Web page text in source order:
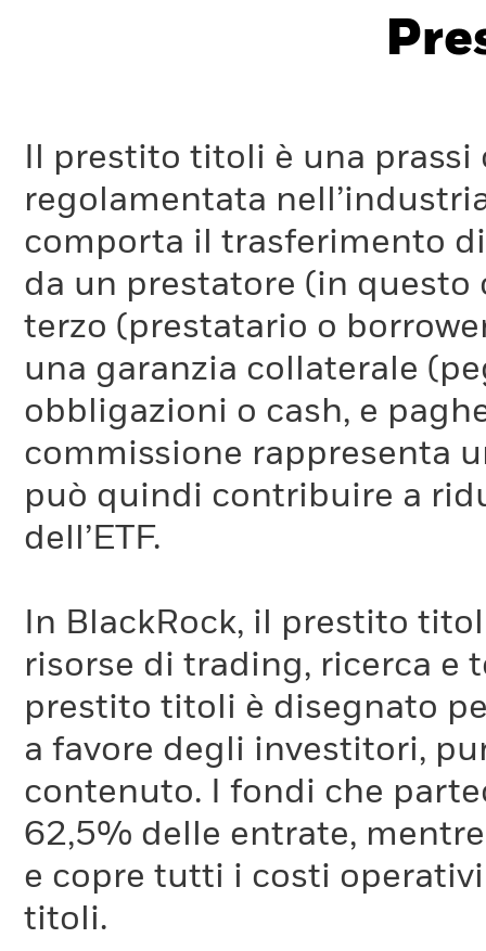
Il prestito titoli è una
regolamentata
comporta il trasferimento
da un prestatore (in questo
terzo (prestatario o
una garanzia collaterale
obbligazioni o cash, e
commissione rappresenta
può quindi contribuire a
dell’ETF.
In BlackRock, il prestito
risorse di trading, ricerca e
prestito titoli è disegnato
a favore degli investitori,
contenuto. I fondi che
62,5% delle entrate,
e copre tutti i costi
titoli.